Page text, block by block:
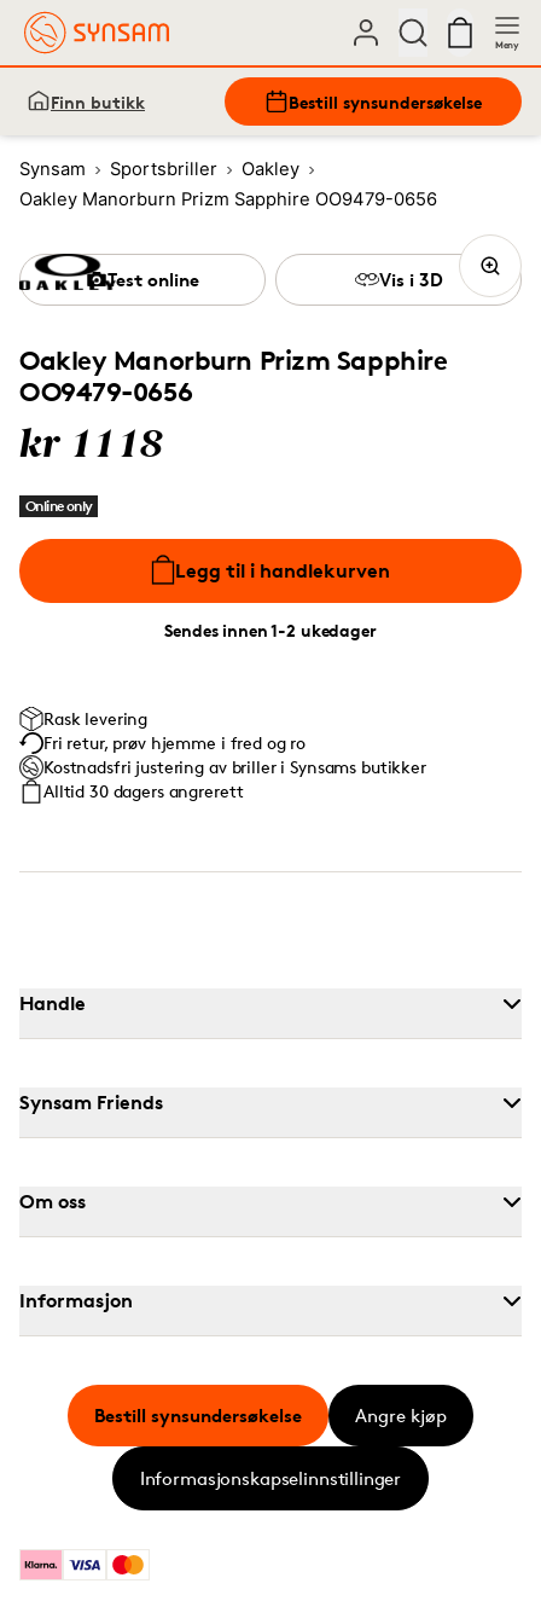
Meny
Finn butikk Bestill synsundersøkelse
Synsam Sportsbriller
Oakley
Oakley Manorburn Prizm Sapphire OO9479-0656
Oakley Manorburn Prizm Sapphire
OO9479-0656
kr 1118
Online only
Legg til i handlekurven
Sendes innen 1-2 ukedager
Test online Vis i 3D
Rask levering
Fri retur, prøv hjemme i fred og ro
Kostnadsfri justering av briller i Synsams butikker
Alltid 30 dagers angrerett
Handle
Synsam Friends
Om oss
Informasjon
KlarnaVisa Mastercard
Bestill synsundersøkelse Angre kjøp
Informasjonskapselinnstillinger